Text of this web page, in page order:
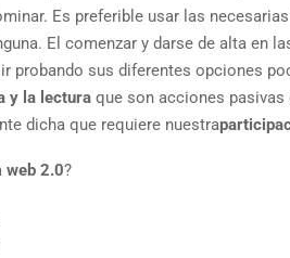
Es preferible usar las
El comenzar y darse de alta en
probando sus diferentes opciones
y la lectura que son acciones pasivas
dicha que requiere nuestra
web 2.0?